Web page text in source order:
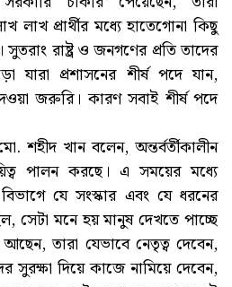
লাখ প্রার্থীর মধ্যে হাতেগোনা কিছু
রাষ্ট্র ও জনগণের প্রতি তাদের
যারা প্রশাসনের শীর্ষ পদে যান,
জরুরি। কারণ সবাই শীর্ষ পদে
খান বলেন, অন্তর্বর্তীকালীন
পালন করছে। এ সময়ের মধ্যে
যে সংস্কার এবং যে ধরনের
সেটা মনে হয় মানুষ দেখতে পাচ্ছে
আছেন, তারা যেভাবে নেতৃত্ব দেবেন,
সুরক্ষা দিয়ে কাজে নামিয়ে দেবেন,